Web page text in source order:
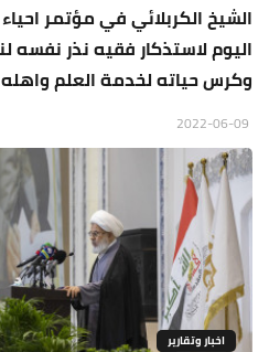
الشيخ الكربلائي في مؤتمر
اليوم لاستذكار فقيه نذر نفسه
وكرس حياته لخدمة العلم واهله
اخبار وتقارير